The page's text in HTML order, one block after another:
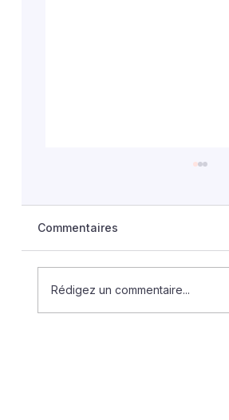
Commentaires
Rédigez un commentaire...